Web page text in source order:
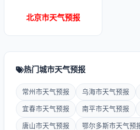
北京市天气预报
热门城市天气预报
常州市天气预报 乌海市天气预报
宜春市天气预报 南平市天气预报
唐山市天气预报 鄂尔多斯市天气预